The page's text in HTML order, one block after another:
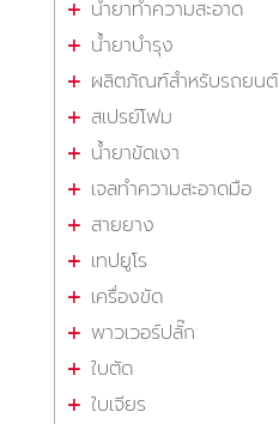
น้ำยาทำความสะอาด
น้ำยาบำรุง
ผลิตภัณฑ์สำหรับรถยนต์
สเปรย์โฟม
น้ำยาขัดเงา
เจลทำความสะอาดมือ
สายยาง
เทปยูโร
เครื่องขัด
พาวเวอร์ปลั๊ก
ใบตัด
ใบเจียร